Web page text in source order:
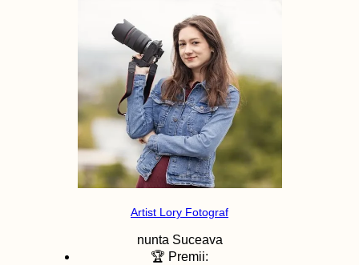
Artist Lory Fotograf
nunta Suceava
🏆 Premii: